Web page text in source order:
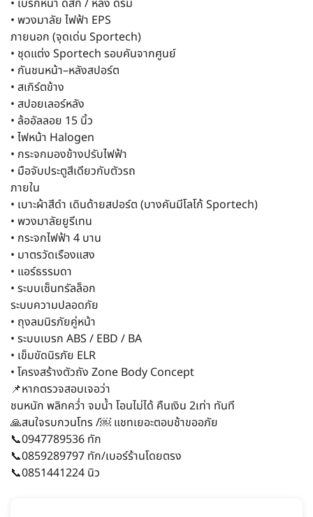
• พวงมาลัย ไฟฟ้า EPS
ภายนอก (จุดเด่น Sportech)
• ชุดแต่ง Sportech รอบคันจากศูนย์
• กันชนหน้า–หลังสปอร์ต
• สเกิร์ตข้าง
• สปอยเลอร์หลัง
• ล้ออัลลอย 15 นิ้ว
• ไฟหน้า Halogen
• กระจกมองข้างปรับไฟฟ้า
• มือจับประตูสีเดียวกับตัวรถ
ภายใน
• เบาะผ้าสีดำ เดินด้ายสปอร์ต (บางคันมีโลโก้ Sportech)
• พวงมาลัยยูรีเทน
• กระจกไฟฟ้า 4 บาน
• มาตรวัดเรืองแสง
• แอร์ธรรมดา
• ระบบเซ็นทรัลล็อก
ระบบความปลอดภัย
• ถุงลมนิรภัยคู่หน้า
• ระบบเบรก ABS / EBD / BA
• เข็มขัดนิรภัย ELR
• โครงสร้างตัวถัง Zone Body Concept
📌หากตรวจสอบเจอว่า
ชนหนัก พลิกคว่ำ จมน้ำ โอนไม่ได้ คืนเงิน 2เท่า ทันที
🙏สนใจรบกวนโทร /￼ แชทเยอะตอบช้าขออภัย
📞0947789536 ทัก
📞0859289797 ทัก/เบอร์ร้านโดยตรง
📞0851441224 นิว